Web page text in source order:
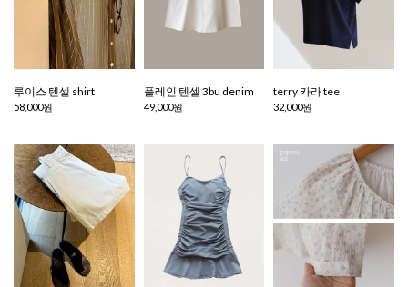
루이스 텐셀 shirt
58,000원
플레인 텐셀 3bu denim
49,000원
terry 카라 tee
32,000원